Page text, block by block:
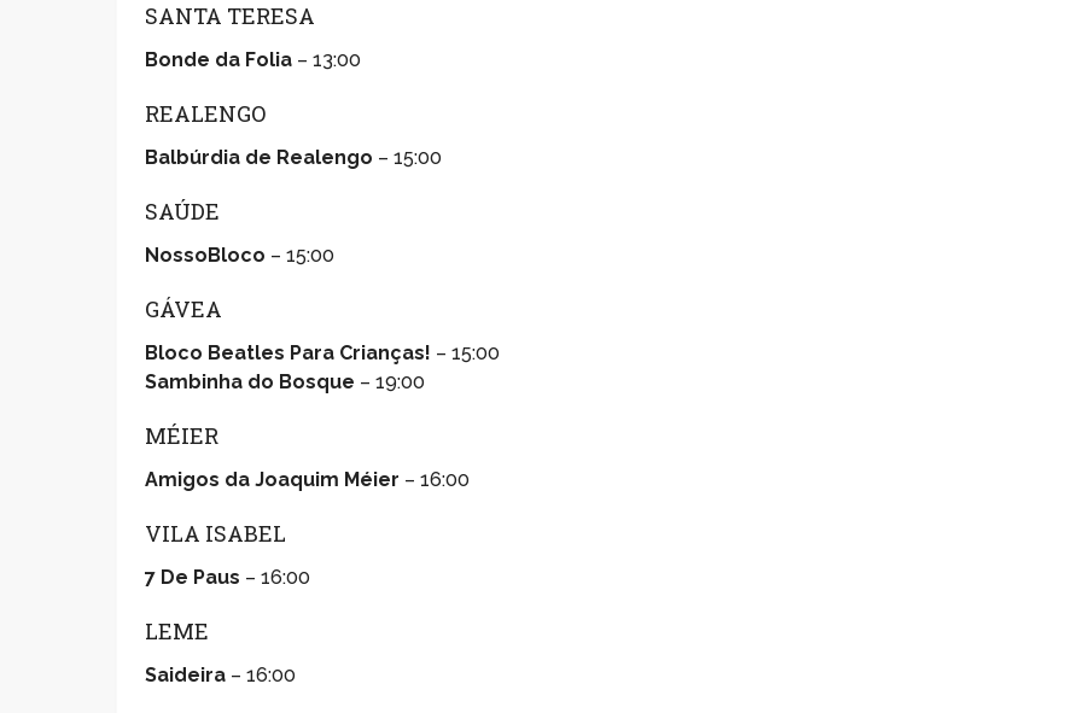
SANTA TERESA
Bonde da Folia – 13:00
REALENGO
Balbúrdia de Realengo – 15:00
SAÚDE
NossoBloco – 15:00
GÁVEA
Bloco Beatles Para Crianças! – 15:00
Sambinha do Bosque – 19:00
MÉIER
Amigos da Joaquim Méier – 16:00
VILA ISABEL
7 De Paus – 16:00
LEME
Saideira – 16:00